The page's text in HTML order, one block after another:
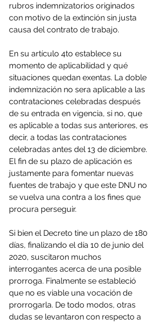
rubros indemnizatorios originados
con motivo de la extinción sin justa
causa del contrato de trabajo.
En su artículo 4to establece su
momento de aplicabilidad y qué
situaciones quedan exentas. La doble
indemnización no sera aplicable a las
contrataciones celebradas después
de su entrada en vigencia, si no, que
es aplicable a todas sus anteriores, es
decir, a todas las contrataciones
celebradas antes del 13 de diciembre.
El fin de su plazo de aplicación es
justamente para fomentar nuevas
fuentes de trabajo y que este DNU no
se vuelva una contra a los fines que
procura perseguir.
Si bien el Decreto tine un plazo de 180
días, finalizando el día 10 de junio del
2020, suscitaron muchos
interrogantes acerca de una posible
prorroga. Finalmente se estableció
que no es viable una vocación de
prorrogarla. De todo modos, otras
dudas se levantaron con respecto a